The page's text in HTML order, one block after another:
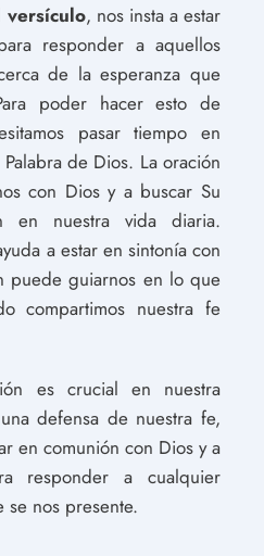
versículo, nos insta a estar
responder a aquellos
de la esperanza que
poder hacer esto de
pasar tiempo en
de Dios. La oración
con Dios y a buscar Su
en nuestra vida diaria.
a estar en sintonía con
puede guiarnos en lo que
compartimos nuestra fe
es crucial en nuestra
defensa de nuestra fe,
en comunión con Dios y a
responder a cualquier
nos presente.